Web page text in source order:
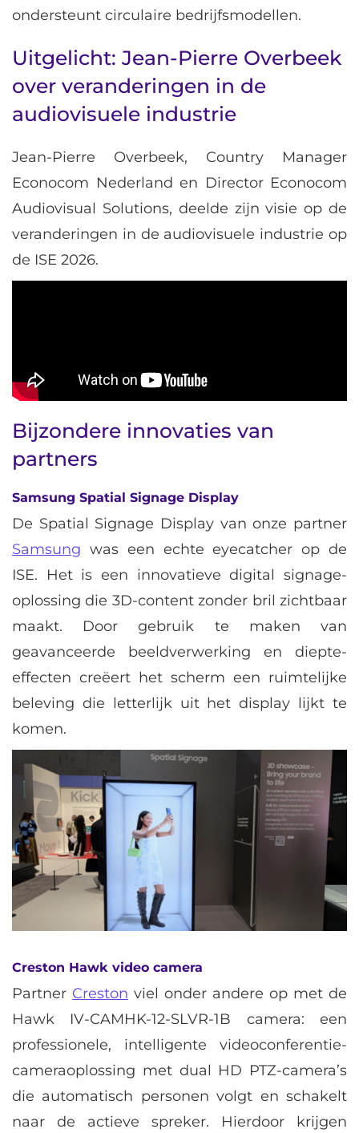
ondersteunt circulaire bedrijfsmodellen.
Uitgelicht: Jean-Pierre Overbeek
over veranderingen in de
audiovisuele industrie
Jean-Pierre Overbeek, Country Manager
Econocom Nederland en Director Econocom
Audiovisual Solutions, deelde zijn visie op de
veranderingen in de audiovisuele industrie op
de ISE 2026.
Bijzondere innovaties van
partners
Samsung Spatial Signage Display
De Spatial Signage Display van onze partner
Samsung was een echte eyecatcher op de
ISE. Het is een innovatieve digital signage-
oplossing die 3D-content zonder bril zichtbaar
maakt. Door gebruik te maken van
geavanceerde beeldverwerking en diepte-
effecten creëert het scherm een ruimtelijke
beleving die letterlijk uit het display lijkt te
komen.
Creston Hawk video camera
Partner Creston viel onder andere op met de
Hawk IV-CAMHK-12-SLVR-1B camera: een
professionele, intelligente videoconferentie-
cameraoplossing met dual HD PTZ-camera’s
die automatisch personen volgt en schakelt
naar de actieve spreker. Hierdoor krijgen